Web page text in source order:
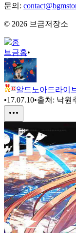
문의:
© 2026 브금저장소
브금홈•
알드노아드라이
•17.07.10•출처: 낙원